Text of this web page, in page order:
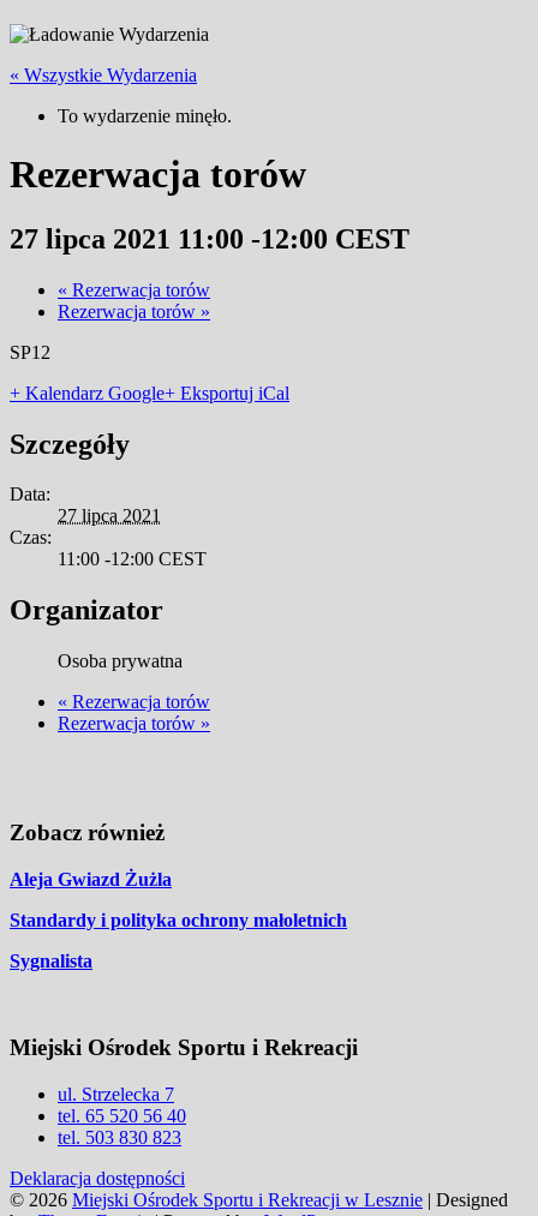
« Wszystkie Wydarzenia
To wydarzenie minęło.
Rezerwacja torów
27 lipca 2021 11:00 -12:00 CEST
« Rezerwacja torów
Rezerwacja torów »
SP12
+ Kalendarz Google+ Eksportuj iCal
Szczegóły
Data:
27 lipca 2021
Czas:
11:00 -12:00 CEST
Organizator
Osoba prywatna
« Rezerwacja torów
Rezerwacja torów »
Zobacz również
Aleja Gwiazd Żużla
Standardy i polityka ochrony małoletnich
Sygnalista
Miejski Ośrodek Sportu i Rekreacji
ul. Strzelecka 7
tel. 65 520 56 40
tel. 503 830 823
Deklaracja dostępności
© 2026 Miejski Ośrodek Sportu i Rekreacji w Lesznie | Designed